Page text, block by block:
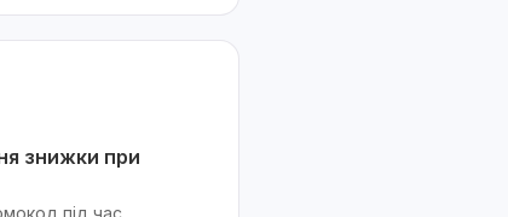
знижки при
під час